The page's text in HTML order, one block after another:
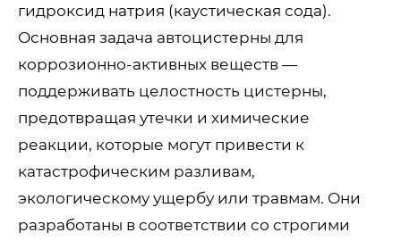
гидроксид натрия (каустическая сода).
Основная задача автоцистерны для
коррозионно-активных веществ —
поддерживать целостность цистерны,
предотвращая утечки и химические
реакции, которые могут привести к
катастрофическим разливам,
экологическому ущербу или травмам. Они
разработаны в соответствии со строгими